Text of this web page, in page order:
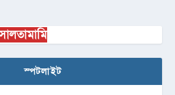
স্পটলাইট